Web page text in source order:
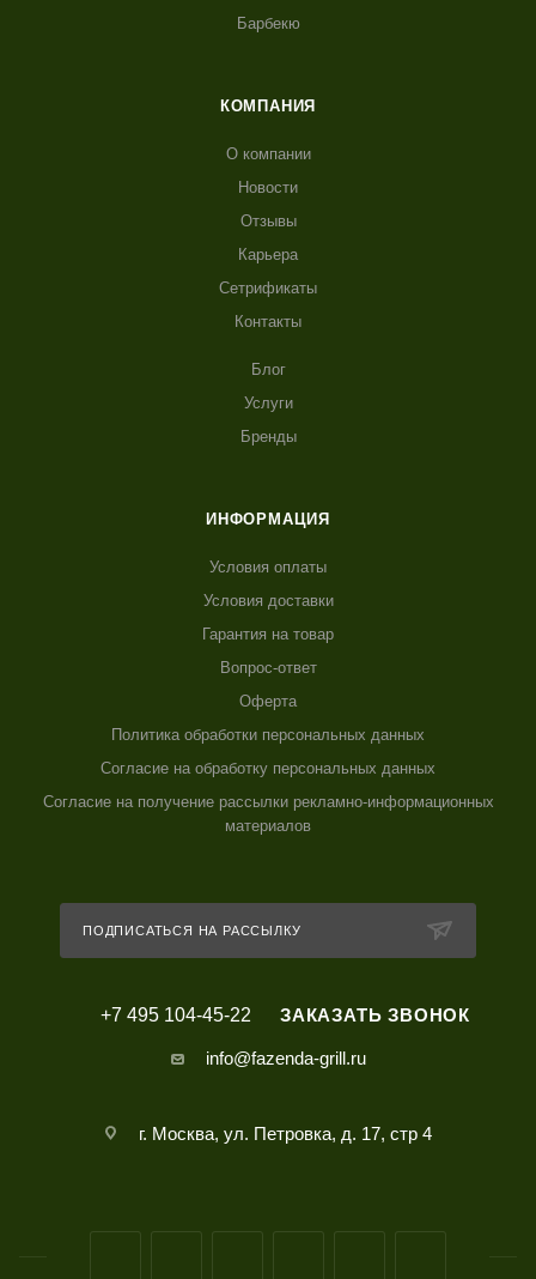
Барбекю
КОМПАНИЯ
О компании
Новости
Отзывы
Карьера
Сетрификаты
Контакты
Блог
Услуги
Бренды
ИНФОРМАЦИЯ
Условия оплаты
Условия доставки
Гарантия на товар
Вопрос-ответ
Оферта
Политика обработки персональных данных
Согласие на обработку персональных данных
Согласие на получение рассылки рекламно-информационных
материалов
ПОДПИСАТЬСЯ НА РАССЫЛКУ
+7 495 104-45-22 ЗАКАЗАТЬ ЗВОНОК
info@fazenda-grill.ru
г. Москва, ул. Петровка, д. 17, стр 4